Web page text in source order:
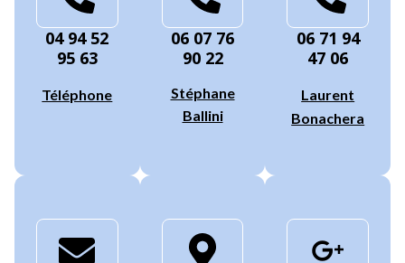
04 94 52
95 63
Téléphone
06 07 76
90 22
Stéphane
Ballini
06 71 94
47 06
Laurent
Bonachera